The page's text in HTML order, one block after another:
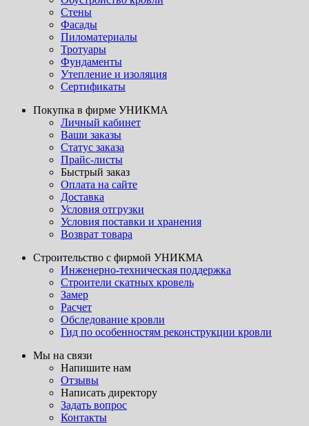
Стены
Фасады
Пиломатериалы
Тротуары
Фундаменты
Утепление и изоляция
Сертификаты
Покупка в фирме УНИКМА
Личный кабинет
Ваши заказы
Статус заказа
Прайс-листы
Быстрый заказ
Оплата на сайте
Доставка
Условия отгрузки
Условия поставки и хранения
Возврат товара
Строительство с фирмой УНИКМА
Инженерно-техническая поддержка
Строители скатных кровель
Замер
Расчет
Обследование кровли
Гид по особенностям реконструкции кровли
Мы на связи
Напишите нам
Отзывы
Написать директору
Задать вопрос
Контакты